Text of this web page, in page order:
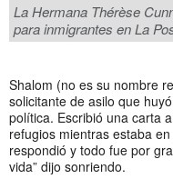
La Hermana Thérèse
para inmigrantes en La
Shalom (no es su nombre
solicitante de asilo que
política. Escribió una carta
refugios mientras estaba
respondió y todo fue por
vida” dijo sonriendo.